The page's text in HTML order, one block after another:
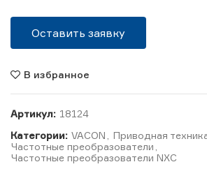
Оставить заявку
В избранное
Артикул: 18124
Категории: VACON Приводная
Частотные преобразователи
Частотные преобразователи NXC